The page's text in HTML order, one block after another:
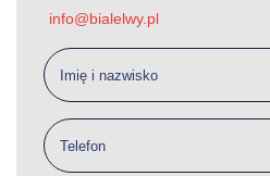
info@bialelwy.pl